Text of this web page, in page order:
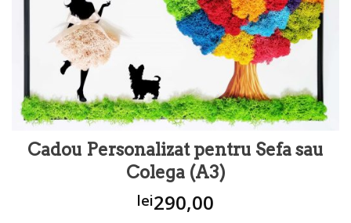
Cadou Personalizat pentru Sefa sau
Colega (A3)
lei290,00